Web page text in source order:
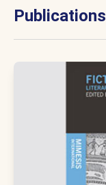
Publications